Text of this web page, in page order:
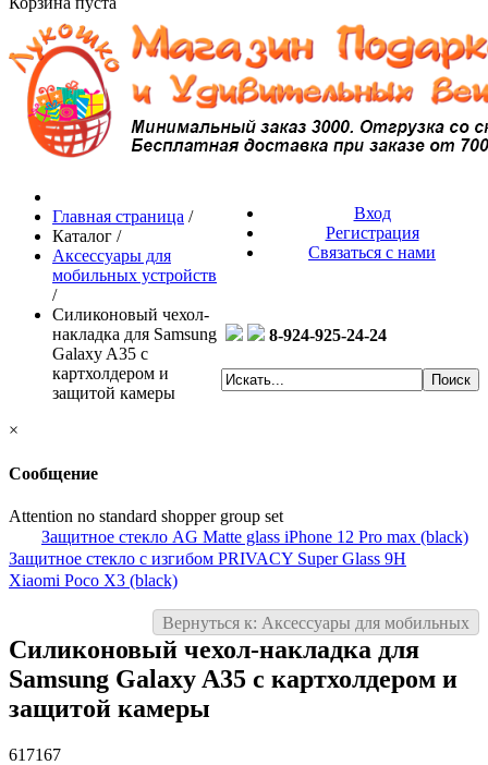
Вход
Регистрация
Связаться с нами
8-924-925-24-24
Главная страница /
Каталог /
Аксессуары для
мобильных устройств
/
Силиконовый чехол-
накладка для Samsung
Galaxy A35 с
картхолдером и
защитой камеры
×
Сообщение
Attention no standard shopper group set
Защитное стекло AG Matte glass iPhone 12 Pro max (black)
Защитное стекло с изгибом PRIVACY Super Glass 9H
Xiaomi Poco X3 (black)
Вернуться к: Аксессуары для мобильных
Силиконовый чехол-накладка для
Samsung Galaxy A35 с картхолдером и
защитой камеры
617167